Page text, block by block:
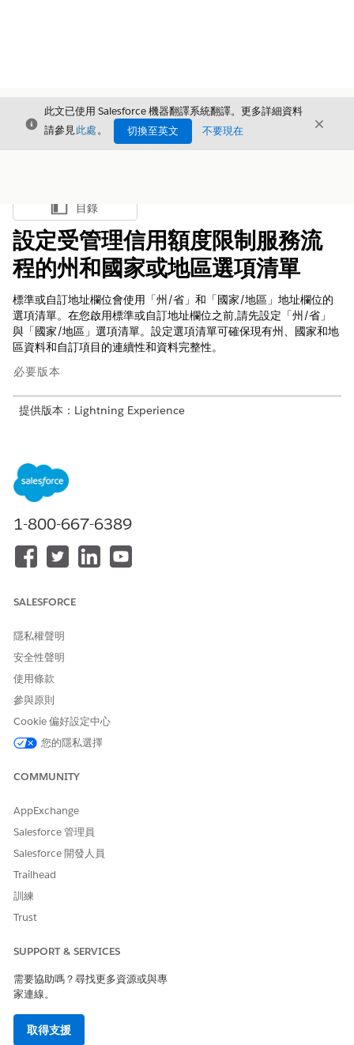
結束
此文已使用 Salesforce 機器翻譯系統翻譯。更多詳細資料
請參見此處。 切換至英文 不要現在 結束
顯示目錄
目錄
設定受管理信用額度限制服務流
程的州和國家或地區選項清單
標準或自訂地址欄位會使用「州/省」和「國家/地區」地址欄位的
選項清單。在您啟用標準或自訂地址欄位之前,請先設定「州/省」
與「國家/地區」選項清單。設定選項清單可確保現有州、國家和地
區資料和自訂項目的連續性和資料完整性。
必要版本
提供版本：Lightning Experience
若要設定「管理信用額度限
若要設定州和國家/地區選項清單,請選取您要在 Salesforce 組織中
1-800-667-6389
SALESFORCE
隱私權聲明
安全性聲明
使用條款
參與原則
Cookie 偏好設定中心
您的隱私選擇
COMMUNITY
AppExchange
Salesforce 管理員
Salesforce 開發人員
Trailhead
訓練
Trust
SUPPORT & SERVICES
需要協助嗎？尋找更多資源或與專
家連線。
取得支援